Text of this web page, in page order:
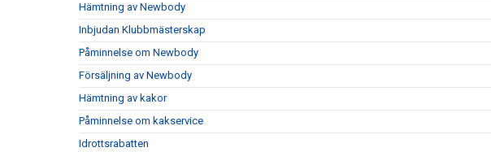
Hämtning av Newbody
Inbjudan Klubbmästerskap
Påminnelse om Newbody
Försäljning av Newbody
Hämtning av kakor
Påminnelse om kakservice
Idrottsrabatten